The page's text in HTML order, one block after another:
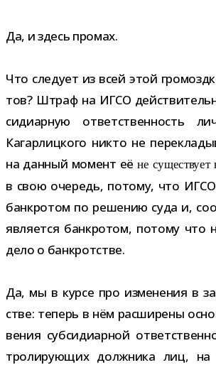
Да, и здесь промах.
Что сле­дует из всей этой
тов? Штраф на ИГСО
си­диар­ную ответ­ствен­ность
Кагарлицкого никто не
на дан­ный момент еёне суще­ствует
в свою оче­редь, потому, что
банк­ро­том по реше­нию суда и,
явля­ется банк­ро­том, потому что
дело о банкротстве.
Да, мы в курсе про изме­не­ния в
стве: теперь в нём рас­ши­рены
ве­ния суб­си­диар­ной
тро­ли­ру­ю­щих долж­ника лиц, на